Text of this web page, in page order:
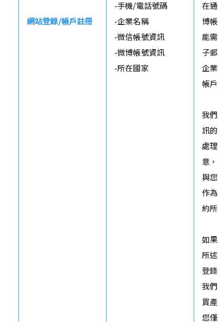
網站登錄/帳戶註冊
-手機/電話號碼
-企業名稱
-微信帳號資訊
-微博帳號資訊
-所在國家
在
博
能
子
企
帳
我
訊
處
意
與
作
約
如
所
登
我
買
您